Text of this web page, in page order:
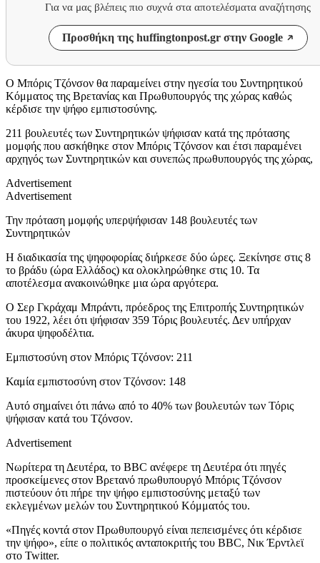
Για να μας βλέπεις πιο συχνά στα αποτελέσματα αναζήτησης
Προσθήκη της huffingtonpost.gr στην Google
Ο Μπόρις Τζόνσον θα παραμείνει στην ηγεσία του Συντηρητικού
Κόμματος της Βρετανίας και Πρωθυπουργός της χώρας καθώς
κέρδισε την ψήφο εμπιστοσύνης.
211 βουλευτές των Συντηρητικών ψήφισαν κατά της πρότασης
μομφής που ασκήθηκε στον Μπόρις Τζόνσον και έτσι παραμένει
αρχηγός των Συντηρητικών και συνεπώς πρωθυπουργός της χώρας,
Advertisement
Advertisement
Την πρόταση μομφής υπερψήφισαν 148 βουλευτές των
Συντηρητικών
Η διαδικασία της ψηφοφορίας διήρκεσε δύο ώρες. Ξεκίνησε στις 8
το βράδυ (ώρα Ελλάδος) κα ολοκληρώθηκε στις 10. Τα
αποτέλεσμα ανακοινώθηκε μια ώρα αργότερα.
Ο Σερ Γκράχαμ Μπράντι, πρόεδρος της Επιτροπής Συντηρητικών
του 1922, λέει ότι ψήφισαν 359 Τόρις βουλευτές. Δεν υπήρχαν
άκυρα ψηφοδέλτια.
Εμπιστοσύνη στον Μπόρις Τζόνσον: 211
Καμία εμπιστοσύνη στον Τζόνσον: 148
Αυτό σημαίνει ότι πάνω από το 40% των βουλευτών των Τόρις
ψήφισαν κατά του Τζόνσον.
Advertisement
Νωρίτερα τη Δευτέρα, το BBC ανέφερε τη Δευτέρα ότι πηγές
προσκείμενες στον Βρετανό πρωθυπουργό Μπόρις Τζόνσον
πιστεύουν ότι πήρε την ψήφο εμπιστοσύνης μεταξύ των
εκλεγμένων μελών του Συντηρητικού Κόμματός του.
«Πηγές κοντά στον Πρωθυπουργό είναι πεπεισμένες ότι κέρδισε
την ψήφο», είπε ο πολιτικός ανταποκριτής του BBC, Νικ Έρντλεϊ
στο Twitter.